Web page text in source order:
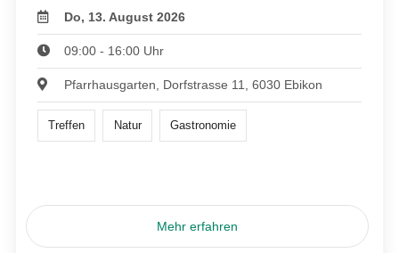
Do, 13. August 2026
09:00 - 16:00 Uhr
Pfarrhausgarten, Dorfstrasse 11, 6030 Ebikon
Treffen Natur Gastronomie
Mehr erfahren